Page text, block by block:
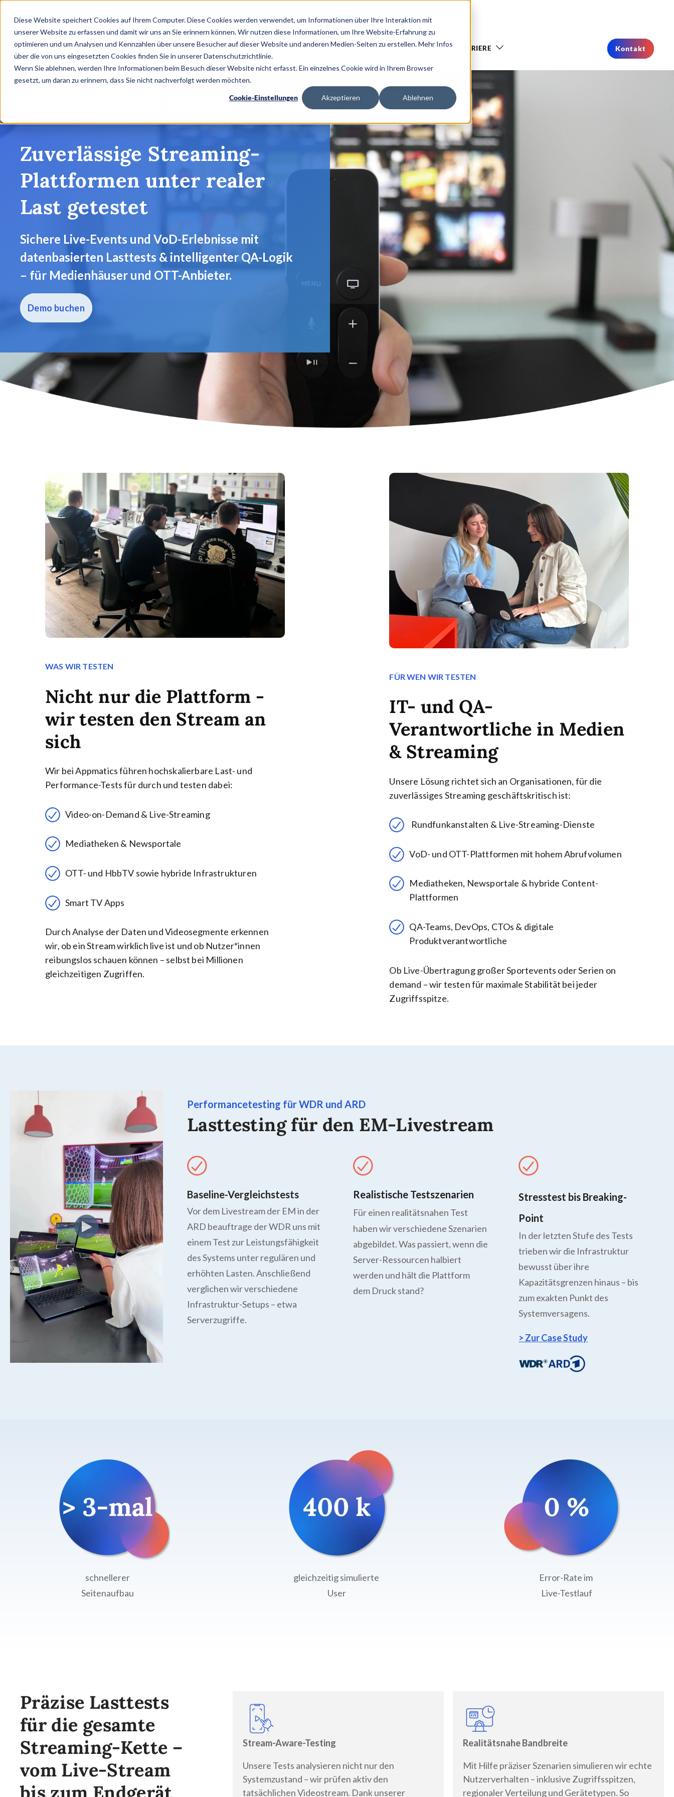
Diese Website speichert Cookies auf Ihrem Computer. Diese Cookies werden verwendet, um Informationen über Ihre Interaktion mit
unserer Website zu erfassen und damit wir uns an Sie erinnern können. Wir nutzen diese Informationen, um Ihre Website-Erfahrung zu
optimieren und um Analysen und Kennzahlen über unsere Besucher auf dieser Website und anderen Medien-Seiten zu erstellen. Mehr Infos
über die von uns eingesetzten Cookies finden Sie in unserer Datenschutzrichtlinie.
Wenn Sie ablehnen, werden Ihre Informationen beim Besuch dieser Website nicht erfasst. Ein einzelnes Cookie wird in Ihrem Browser
gesetzt, um daran zu erinnern, dass Sie nicht nachverfolgt werden möchten.
Cookie-Einstellungen Akzeptieren Ablehnen
AGENTIC QA LEISTUNGEN BRANCHEN INSIGHTS KARRIERE Kontakt
Zuverlässige Streaming-
Plattformen unter realer
Last getestet
Sichere Live-Events und VoD-Erlebnisse mit
datenbasierten Lasttests & intelligenter QA-Logik
– für Medienhäuser und OTT-Anbieter.
Demo buchen
WAS WIR TESTEN
Nicht nur die Plattform -
wir testen den Stream an
sich
Wir bei Appmatics führen hochskalierbare Last- und
Performance-Tests für durch und testen dabei:
Video-on-Demand & Live-Streaming
Mediatheken & Newsportale
OTT- und HbbTV sowie hybride Infrastrukturen
Smart TV Apps
Durch Analyse der Daten und Videosegmente erkennen
wir, ob ein Stream wirklich live ist und ob Nutzer*innen
reibungslos schauen können – selbst bei Millionen
gleichzeitigen Zugriffen.
FÜR WEN WIR TESTEN
IT- und QA-
Verantwortliche in Medien
& Streaming
Unsere Lösung richtet sich an Organisationen, für die
zuverlässiges Streaming geschäftskritisch ist:
Rundfunkanstalten & Live-Streaming-Dienste
VoD- und OTT-Plattformen mit hohem Abrufvolumen
Mediatheken, Newsportale & hybride Content-
Plattformen
QA-Teams, DevOps, CTOs & digitale
Produktverantwortliche
Ob Live-Übertragung großer Sportevents oder Serien on
demand – wir testen für maximale Stabilität bei jeder
Zugriffsspitze.
Performancetesting für WDR und ARD
Lasttesting für den EM-Livestream
Baseline-Vergleichstests
Vor dem Livestream der EM in der
ARD beauftrage der WDR uns mit
einem Test zur Leistungsfähigkeit
des Systems unter regulären und
erhöhten Lasten. Anschließend
verglichen wir verschiedene
Infrastruktur-Setups – etwa
Serverzugriffe.
Realistische Testszenarien
Für einen realitätsnahen Test
haben wir verschiedene Szenarien
abgebildet. Was passiert, wenn die
Server-Ressourcen halbiert
werden und hält die Plattform
dem Druck stand?
Stresstest bis Breaking-
Point
In der letzten Stufe des Tests
trieben wir die Infrastruktur
bewusst über ihre
Kapazitätsgrenzen hinaus – bis
zum exakten Punkt des
Systemversagens.
> Zur Case Study
schnellerer
Seitenaufbau
gleichzeitig simulierte
User
Error-Rate im
Live-Testlauf
Präzise Lasttests
für die gesamte
Streaming-Kette –
vom Live-Stream
Stream-Aware-Testing
Unsere Tests analysieren nicht nur den
Systemzustand – wir prüfen aktiv den
tatsächlichen Videostream. Dank unserer
Realitätsnahe Bandbreite
Mit Hilfe präziser Szenarien simulieren wir echte
Nutzerverhalten – inklusive Zugriffsspitzen,
regionaler Verteilung und Gerätetypen. So